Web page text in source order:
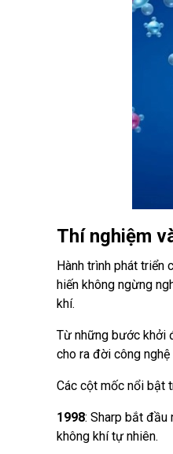
Thí nghiệm
Hành trình phát triển
hiến không ngừng
khí.
Từ những bước khởi
cho ra đời công
Các cột mốc nổi bật
1998: Sharp bắt đầu
không khí tự nhiên.